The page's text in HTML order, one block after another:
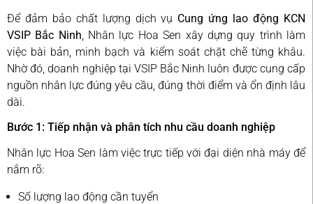
Để đảm bảo chất lượng dịch vụ Cung ứng lao động KCN
VSIP Bắc Ninh , Nhân lực Hoa Sen xây dựng quy trình làm
việc bài bản, minh bạch và kiểm soát chặt chẽ từng khâu.
Nhờ đó, doanh nghiệp tại VSIP Bắc Ninh luôn được cung cấp
nguồn nhân lực đúng yêu cầu, đúng thời điểm và ổn định lâu
dài.
Bước 1: Tiếp nhận và phân tích nhu cầu doanh nghiệp
Nhân lực Hoa Sen làm việc trực tiếp với đại diện nhà máy để
nắm rõ:
Số lượng lao động cần tuyển